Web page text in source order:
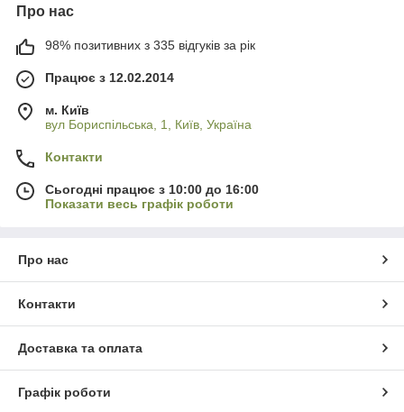
Про нас
98% позитивних з 335 відгуків за рік
Працює з 12.02.2014
м. Київ
вул Бориспільська, 1, Київ, Україна
Контакти
Сьогодні працює з 10:00 до 16:00
Показати весь графік роботи
Про нас
Контакти
Доставка та оплата
Графік роботи